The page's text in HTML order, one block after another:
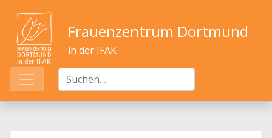
Frauenzentrum Dortmund
in der IFAK